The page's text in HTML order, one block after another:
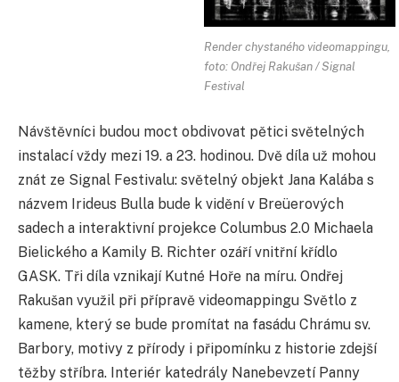
Render chystaného videomappingu,
foto: Ondřej Rakušan / Signal
Festival
Návštěvníci budou moct obdivovat pětici světelných
instalací vždy mezi 19. a 23. hodinou. Dvě díla už mohou
znát ze Signal Festivalu: světelný objekt Jana Kalába s
názvem Irideus Bulla bude k vidění v Breüerových
sadech a interaktivní projekce Columbus 2.0 Michaela
Bielického a Kamily B. Richter ozáří vnitřní křídlo
GASK. Tři díla vznikají Kutné Hoře na míru. Ondřej
Rakušan využil při přípravě videomappingu Světlo z
kamene, který se bude promítat na fasádu Chrámu sv.
Barbory, motivy z přírody i připomínku z historie zdejší
těžby stříbra. Interiér katedrály Nanebevzetí Panny